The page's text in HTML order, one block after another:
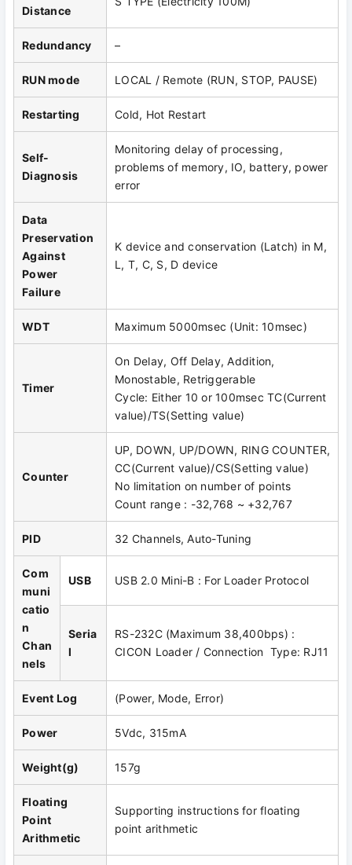
Distance
Redundancy –
RUN mode LOCAL / Remote (RUN, STOP, PAUSE)
Restarting Cold, Hot Restart
Self-
Diagnosis
Monitoring delay of processing,
problems of memory, IO, battery, power
error
Data
Preservation
Against
Power
Failure
K device and conservation (Latch) in M,
L, T, C, S, D device
WDT Maximum 5000msec (Unit: 10msec)
Timer
On Delay, Off Delay, Addition,
Monostable, Retriggerable
Cycle: Either 10 or 100msec TC(Current
value)/TS(Setting value)
Counter
UP, DOWN, UP/DOWN, RING COUNTER,
CC(Current value)/CS(Setting value)
No limitation on number of points
Count range : -32,768 ~ +32,767
PID 32 Channels, Auto-Tuning
Com
muni
catio
n
Chan
nels
USB USB 2.0 Mini-B : For Loader Protocol
Seria
l
RS-232C (Maximum 38,400bps) :
CICON Loader / Connection Type: RJ11
Event Log (Power, Mode, Error)
Power 5Vdc, 315mA
Weight(g) 157g
Floating
Point
Arithmetic
Supporting instructions for floating
point arithmetic